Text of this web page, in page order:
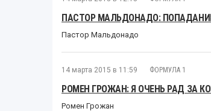
ПАСТОР МАЛЬДОНАДО:
Пастор Мальдонадо
14 марта 2015 в 11:59 ФОРМУЛА 1
РОМЕН ГРОЖАН: Я ОЧЕНЬ РАД ЗА
Ромен Грожан